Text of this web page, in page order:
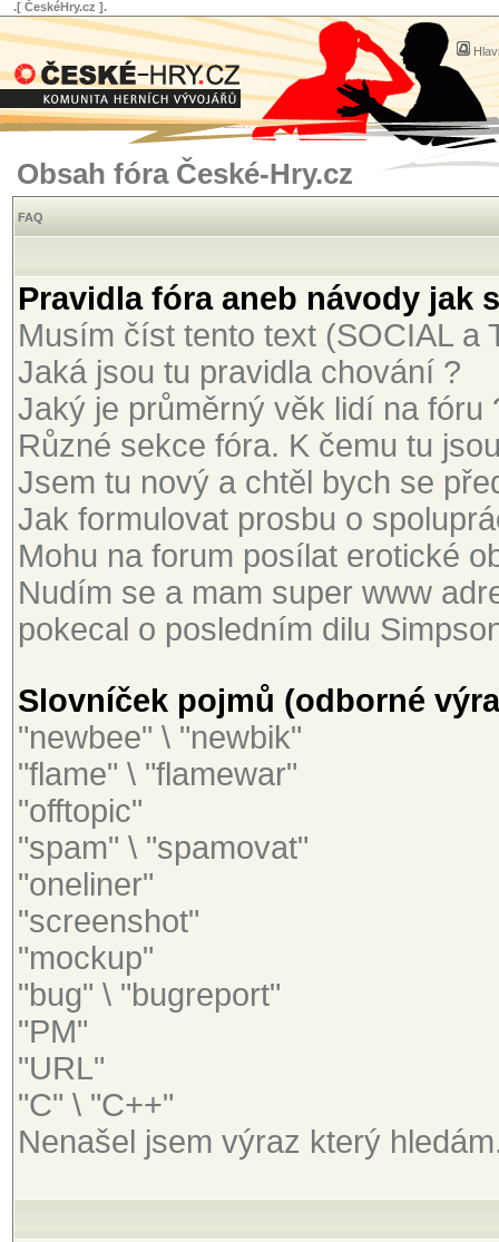
.[ ČeskéHry.cz ].
Obsah fóra České-Hry.cz
FAQ
Pravidla fóra aneb návody jak
Musím číst tento text (SOCIAL a
Jaká jsou tu pravidla chování ?
Jaký je průměrný věk lidí na fóru
Různé sekce fóra. K čemu tu
Jsem tu nový a chtěl bych se
Jak formulovat prosbu o
Mohu na forum posílat erotické
Nudím se a mam super www
pokecal o posledním dilu
Slovníček pojmů (odborné
"newbee" \ "newbik"
"flame" \ "flamewar"
"offtopic"
"spam" \ "spamovat"
"oneliner"
"screenshot"
"mockup"
"bug" \ "bugreport"
"PM"
"URL"
"C" \ "C++"
Nenašel jsem výraz který